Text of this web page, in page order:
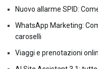
Nuovo allarme SPID:
WhatsApp Marketing:
caroselli
Viaggi e prenotazioni